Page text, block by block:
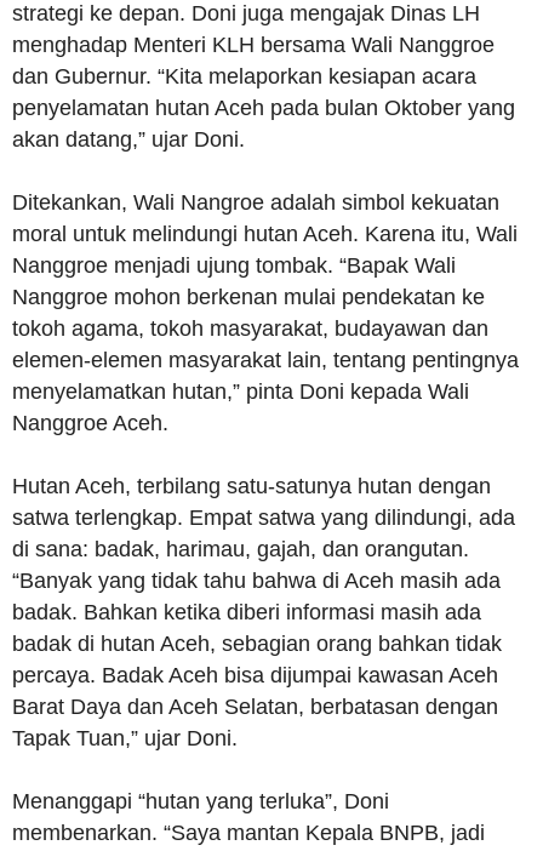
strategi ke depan. Doni juga mengajak Dinas LH
menghadap Menteri KLH bersama Wali Nanggroe
dan Gubernur. “Kita melaporkan kesiapan acara
penyelamatan hutan Aceh pada bulan Oktober yang
akan datang,” ujar Doni.
Ditekankan, Wali Nangroe adalah simbol kekuatan
moral untuk melindungi hutan Aceh. Karena itu, Wali
Nanggroe menjadi ujung tombak. “Bapak Wali
Nanggroe mohon berkenan mulai pendekatan ke
tokoh agama, tokoh masyarakat, budayawan dan
elemen-elemen masyarakat lain, tentang pentingnya
menyelamatkan hutan,” pinta Doni kepada Wali
Nanggroe Aceh.
Hutan Aceh, terbilang satu-satunya hutan dengan
satwa terlengkap. Empat satwa yang dilindungi, ada
di sana: badak, harimau, gajah, dan orangutan.
“Banyak yang tidak tahu bahwa di Aceh masih ada
badak. Bahkan ketika diberi informasi masih ada
badak di hutan Aceh, sebagian orang bahkan tidak
percaya. Badak Aceh bisa dijumpai kawasan Aceh
Barat Daya dan Aceh Selatan, berbatasan dengan
Tapak Tuan,” ujar Doni.
Menanggapi “hutan yang terluka”, Doni
membenarkan. “Saya mantan Kepala BNPB, jadi